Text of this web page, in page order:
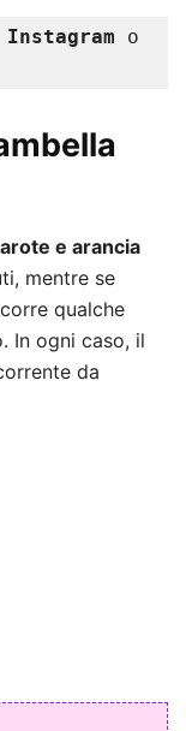
e arancia
mentre se
qualche
In ogni caso, il
da